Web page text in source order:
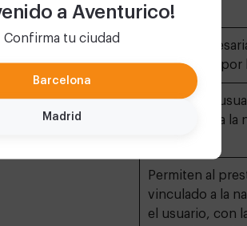
a Aventurico!
Confirma tu ciudad
Barcelona
Madrid
solicitado.
Son las
navegación por
Permiten al
(idioma) para
Permiten al
vinculado a la
el usuario, con